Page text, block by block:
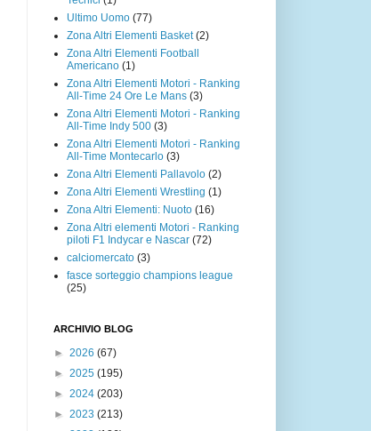
Ultimo Uomo (77)
Zona Altri Elementi Basket (2)
Zona Altri Elementi Football
Americano (1)
Zona Altri Elementi Motori - Ranking
All-Time 24 Ore Le Mans (3)
Zona Altri Elementi Motori - Ranking
All-Time Indy 500 (3)
Zona Altri Elementi Motori - Ranking
All-Time Montecarlo (3)
Zona Altri Elementi Pallavolo (2)
Zona Altri Elementi Wrestling (1)
Zona Altri Elementi: Nuoto (16)
Zona Altri elementi Motori - Ranking
piloti F1 Indycar e Nascar (72)
calciomercato (3)
fasce sorteggio champions league
(25)
ARCHIVIO BLOG
► 2026 (67)
► 2025 (195)
► 2024 (203)
► 2023 (213)